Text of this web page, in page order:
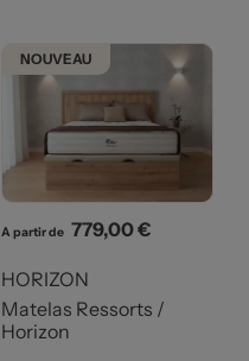
NOUVEAU
A partir de Prix
779,00 €
HORIZON
Matelas Ressorts /
Horizon